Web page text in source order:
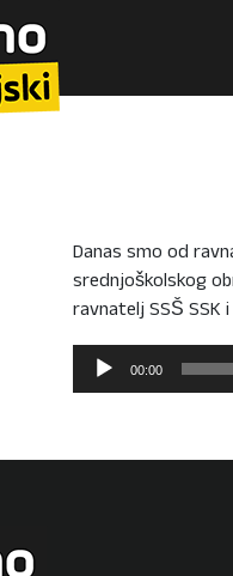
Danas smo od
srednjoškolskog
ravnatelj SSŠ SSK
Reproduktor
audiozapisa
00:00